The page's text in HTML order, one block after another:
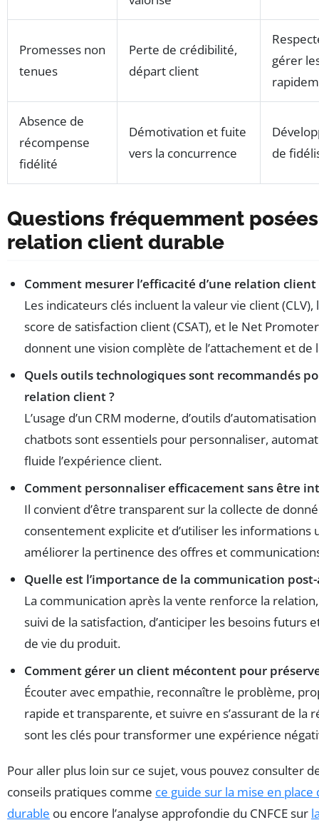
Promesses non
tenues
Perte de crédibilité,
départ client
gérer
Absence de
récompense
fidélité
Démotivation et fuite
vers la concurrence
de
Questions fréquemment
relation client durable
Comment mesurer l’efficacité d’une relation
Les indicateurs clés incluent la valeur vie client
score de satisfaction client (CSAT), et le Net
donnent une vision complète de l’attachement et de
Quels outils technologiques sont recommandés
relation client ?
L’usage d’un CRM moderne, d’outils
chatbots sont essentiels pour personnaliser,
fluide l’expérience client.
Comment personnaliser efficacement sans être
Il convient d’être transparent sur la collecte de
consentement explicite et d’utiliser les informations
améliorer la pertinence des offres et
Quelle est l’importance de la communication
La communication après la vente renforce la
suivi de la satisfaction, d’anticiper les besoins futurs
de vie du produit.
Comment gérer un client mécontent pour
Écouter avec empathie, reconnaître le problème,
rapide et transparente, et suivre en s’assurant de la
sont les clés pour transformer une expérience
Pour aller plus loin sur ce sujet, vous pouvez consulter
conseils pratiques comme ce guide sur la mise en place
durable ou encore l’analyse approfondie du CNFCE sur